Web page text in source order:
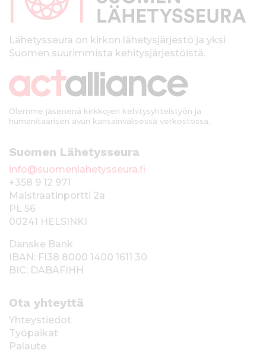
kLähetysseura on kirkon lähetysjärjestö ja yksi
Suomen suurimmista kehitysjärjestöistä.
Olemme jäsenenä kirkkojen kehitysyhteistyön ja
humanitaarisen avun kansainvälisessä verkostossa.
Suomen Lähetysseura
info@suomenlahetysseura.fi
+358 9 12 971
Maistraatinportti 2a
PL 56
00241 HELSINKI
Danske Bank
IBAN: FI38 8000 1400 1611 30
BIC: DABAFIHH
Ota yhteyttä
Yhteystiedot
Työpaikat
Palaute